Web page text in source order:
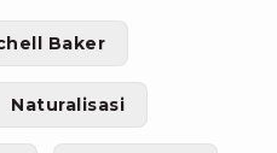
Baker
Naturalisasi